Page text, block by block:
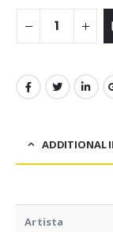
ADDITIONAL
Artista